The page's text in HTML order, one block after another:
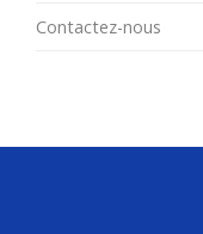
Contactez-nous